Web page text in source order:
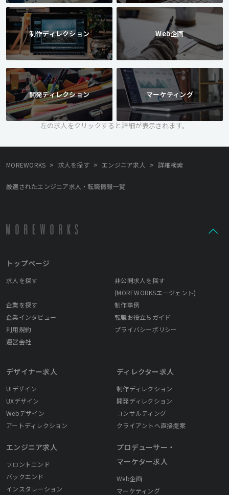
制作ディレクション
開発ディレクション
Web企画
マーケティング
左の求人をクリックすると詳細が表示されます。
MOREWORKS > 求人を探す > エンジニア求人 > 詳細検索
厳選されたエンジニア求人・転職情報一覧
トップページ
求人を探す
非公開求人を探す
(MOREWORKSエージェント)
企業を探す
制作事例
企業インタビュー
転職お役立ちガイド
利用規約
プライバシーポリシー
運営会社
デザイナー求人
UIデザイン
UXデザイン
Webデザイン
アートディレクション
エンジニア求人
フロントエンド
バックエンド
インスタレーション
ディレクター求人
制作ディレクション
開発ディレクション
コンサルティング
クライアントへ直接提案
プロデューサー・
マーケター求人
Web企画
マーケティング